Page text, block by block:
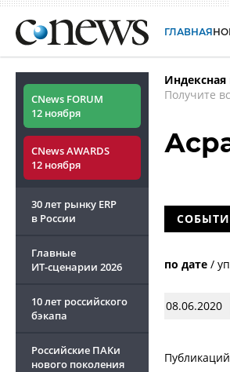
ГЛАВНАЯ
CNews FORUM
12 ноября
CNews AWARDS
12 ноября
30 лет рынку ERP
в России
Главные
ИТ-сценарии 2026
10 лет российского
бэкапа
Российские ПАКи
нового поколения
Индексная
Получите
по дате /
08.06.2020